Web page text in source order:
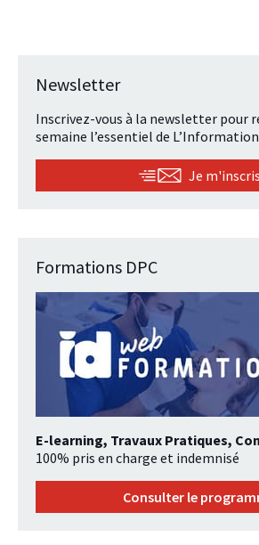
Newsletter
Inscrivez-vous à la newsletter pour
semaine l’essentiel de
Je m'inscris
Formations DPC
E-learning, Travaux Pratiques,
100% pris en charge et indemnisé
Consulter le